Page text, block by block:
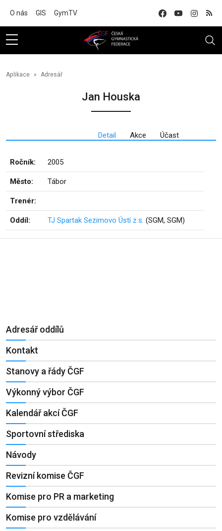
O nás GIS GymTV
Aplikace Adresář
Jan Houska
Detail Akce Účast
Ročník: 2005
Město: Tábor
Trenér:
Oddíl: TJ Spartak Sezimovo Ústí z.s. (SGM, SGM)
Adresář oddílů
Kontakt
Stanovy a řády ČGF
Výkonný výbor ČGF
Kalendář akcí ČGF
Sportovní střediska
Návody
Revizní komise ČGF
Komise pro PR a marketing
Komise pro vzdělávání